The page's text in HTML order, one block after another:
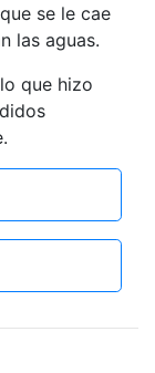
se le cae
las aguas.
que hizo